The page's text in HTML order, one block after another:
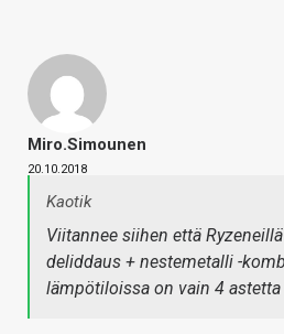
Miro.Simounen
20.10.2018
Kaotik
Viitannee siihen että
deliddaus + nestemetalli -
lämpötiloissa on vain 4